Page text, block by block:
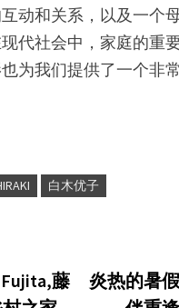
动和关系，以及一个
代社会中，家庭的重
为我们提供了一个非
白木优子
藤
炎热的暑